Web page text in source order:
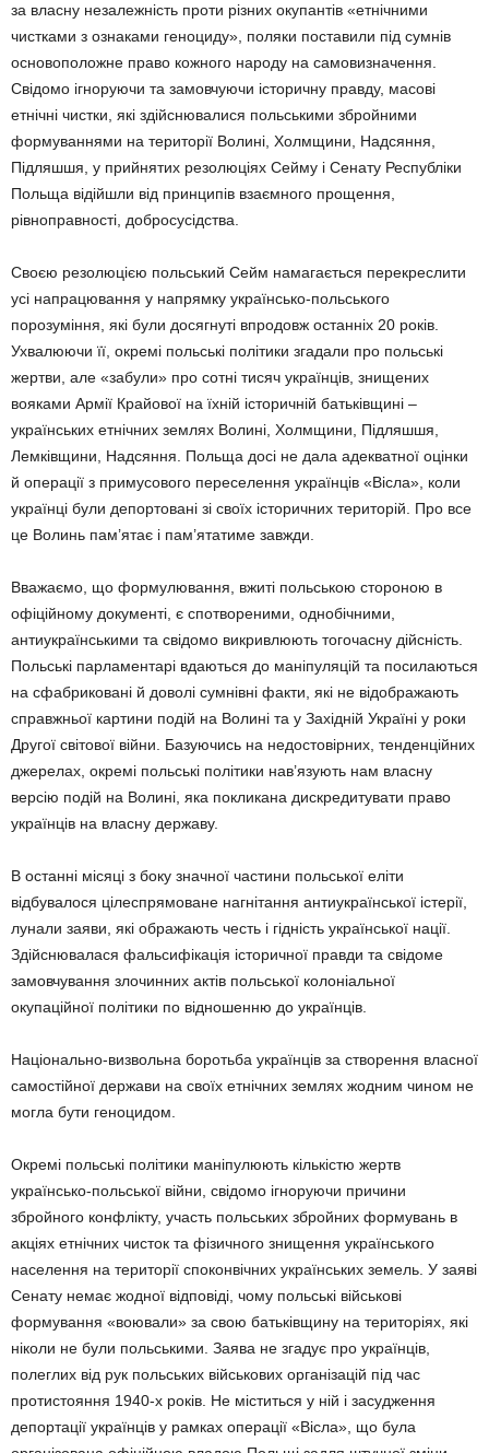
за власну незалежність проти різних окупантів «етнічними
чистками з ознаками геноциду», поляки поставили під сумнів
основоположне право кожного народу на самовизначення.
Свідомо ігноруючи та замовчуючи історичну правду, масові
етнічні чистки, які здійснювалися польськими збройними
формуваннями на території Волині, Холмщини, Надсяння,
Підляшшя, у прийнятих резолюціях Сейму і Сенату Республіки
Польща відійшли від принципів взаємного прощення,
рівноправності, добросусідства.
Своєю резолюцією польський Сейм намагається перекреслити
усі напрацювання у напрямку українсько-польського
порозуміння, які були досягнуті впродовж останніх 20 років.
Ухвалюючи її, окремі польські політики згадали про польські
жертви, але «забули» про сотні тисяч українців, знищених
вояками Армії Крайової на їхній історичній батьківщині –
українських етнічних землях Волині, Холмщини, Підляшшя,
Лемківщини, Надсяння. Польща досі не дала адекватної оцінки
й операції з примусового переселення українців «Вісла», коли
українці були депортовані зі своїх історичних територій. Про все
це Волинь пам’ятає і пам’ятатиме завжди.
Вважаємо, що формулювання, вжиті польською стороною в
офіційному документі, є спотвореними, однобічними,
антиукраїнськими та свідомо викривлюють тогочасну дійсність.
Польські парламентарі вдаються до маніпуляцій та посилаються
на сфабриковані й доволі сумнівні факти, які не відображають
справжньої картини подій на Волині та у Західній Україні у роки
Другої світової війни. Базуючись на недостовірних, тенденційних
джерелах, окремі польські політики нав’язують нам власну
версію подій на Волині, яка покликана дискредитувати право
українців на власну державу.
В останні місяці з боку значної частини польської еліти
відбувалося цілеспрямоване нагнітання антиукраїнської істерії,
лунали заяви, які ображають честь і гідність української нації.
Здійснювалася фальсифікація історичної правди та свідоме
замовчування злочинних актів польської колоніальної
окупаційної політики по відношенню до українців.
Національно-визвольна боротьба українців за створення власної
самостійної держави на своїх етнічних землях жодним чином не
могла бути геноцидом.
Окремі польські політики маніпулюють кількістю жертв
українсько-польської війни, свідомо ігноруючи причини
збройного конфлікту, участь польських збройних формувань в
акціях етнічних чисток та фізичного знищення українського
населення на території споконвічних українських земель. У заяві
Сенату немає жодної відповіді, чому польські військові
формування «воювали» за свою батьківщину на територіях, які
ніколи не були польськими. Заява не згадує про українців,
полеглих від рук польських військових організацій під час
протистояння 1940-х років. Не міститься у ній і засудження
депортації українців у рамках операції «Вісла», що була